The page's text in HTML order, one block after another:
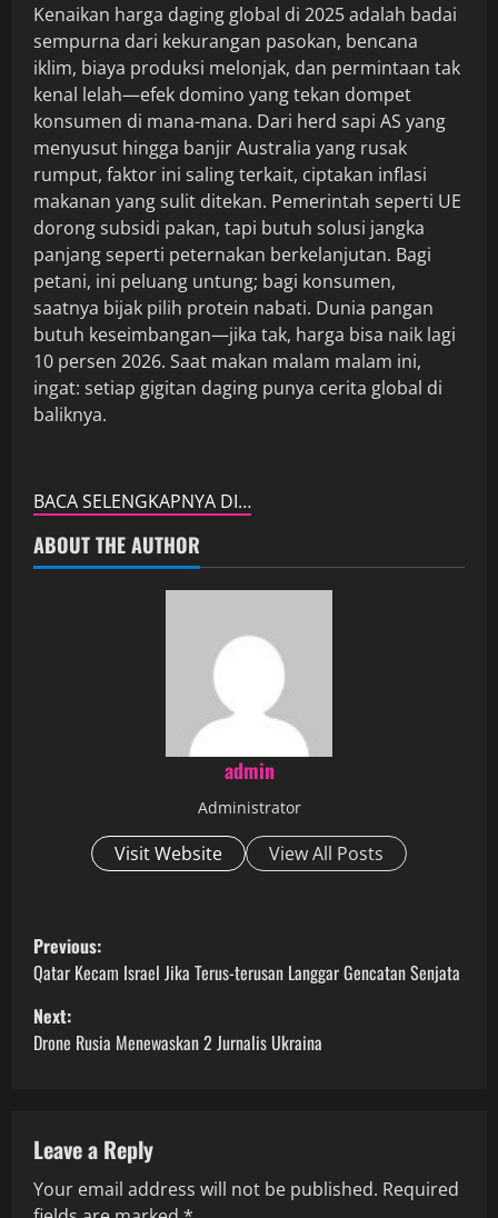
Kenaikan harga daging global di 2025 adalah badai
sempurna dari kekurangan pasokan, bencana
iklim, biaya produksi melonjak, dan permintaan tak
kenal lelah—efek domino yang tekan dompet
konsumen di mana-mana. Dari herd sapi AS yang
menyusut hingga banjir Australia yang rusak
rumput, faktor ini saling terkait, ciptakan inflasi
makanan yang sulit ditekan. Pemerintah seperti UE
dorong subsidi pakan, tapi butuh solusi jangka
panjang seperti peternakan berkelanjutan. Bagi
petani, ini peluang untung; bagi konsumen,
saatnya bijak pilih protein nabati. Dunia pangan
butuh keseimbangan—jika tak, harga bisa naik lagi
10 persen 2026. Saat makan malam malam ini,
ingat: setiap gigitan daging punya cerita global di
baliknya.
BACA SELENGKAPNYA DI…
ABOUT THE AUTHOR
admin
Administrator
Visit Website View All Posts
P
o
s
a
Previous:
Qatar Kecam Israel Jika Terus-terusan Langgar Gencatan Senjata
Next:
Drone Rusia Menewaskan 2 Jurnalis Ukraina
Leave a Reply
Your email address will not be published. Required